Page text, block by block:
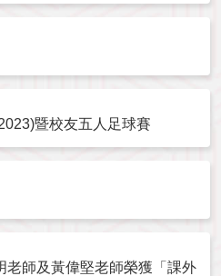
暨校友五人足球賽
老師及黃偉堅老師榮獲「課外